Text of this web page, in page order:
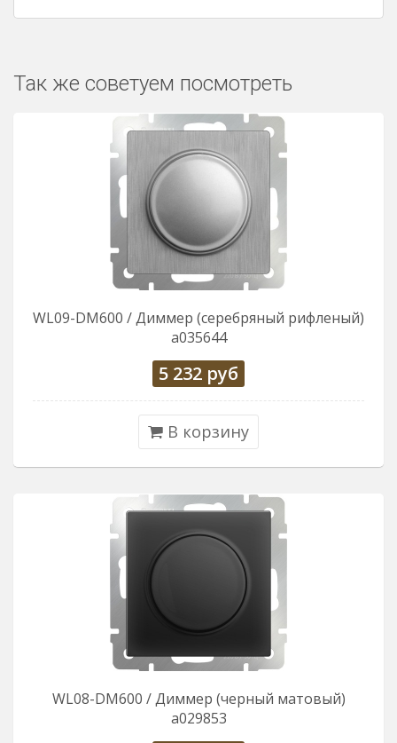
Так же советуем посмотреть
WL09-DM600 / Диммер (серебряный рифленый)
a035644
5 232 руб
В корзину
WL08-DM600 / Диммер (черный матовый)
a029853